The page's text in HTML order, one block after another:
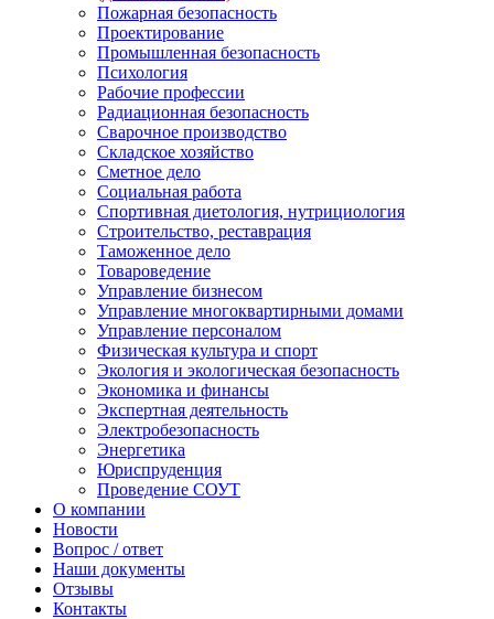
Пожарная безопасность
Проектирование
Промышленная безопасность
Психология
Рабочие профессии
Радиационная безопасность
Сварочное производство
Складское хозяйство
Сметное дело
Социальная работа
Спортивная диетология, нутрициология
Строительство, реставрация
Таможенное дело
Товароведение
Управление бизнесом
Управление многоквартирными домами
Управление персоналом
Физическая культура и спорт
Экология и экологическая безопасность
Экономика и финансы
Экспертная деятельность
Электробезопасность
Энергетика
Юриспруденция
Проведение СОУТ
О компании
Новости
Вопрос / ответ
Наши документы
Отзывы
Контакты